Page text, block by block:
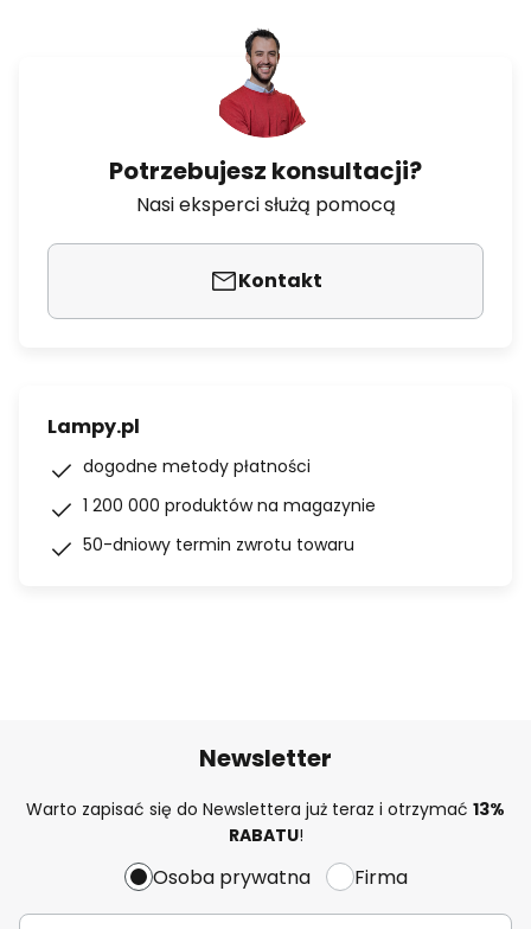
Potrzebujesz konsultacji?
Nasi eksperci służą pomocą
Kontakt
Lampy.pl
dogodne metody płatności
1 200 000 produktów na magazynie
50-dniowy termin zwrotu towaru
Newsletter
Warto zapisać się do Newslettera już teraz i otrzymać 13%
RABATU!
Osoba prywatna Firma